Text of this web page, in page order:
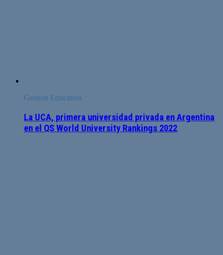
Gestión Educativa
La UCA, primera universidad privada en Argentina
en el QS World University Rankings 2022